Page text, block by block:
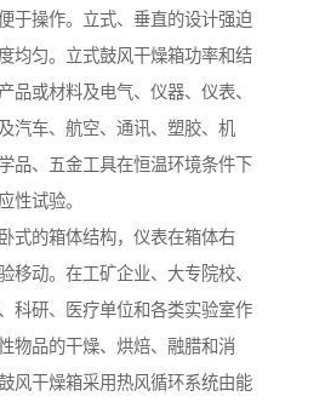
于操作。立式、垂直的设计强迫
均匀。立式鼓风干燥箱功率和结
品或材料及电气、仪器、仪表、
汽车、航空、通讯、塑胶、机
品、五金工具在恒温环境条件下
性试验。
式的箱体结构，仪表在箱体右
移动。在工矿企业、大专院校、
科研、医疗单位和各类实验室作
物品的干燥、烘焙、融腊和消
风干燥箱采用热风循环系统由能